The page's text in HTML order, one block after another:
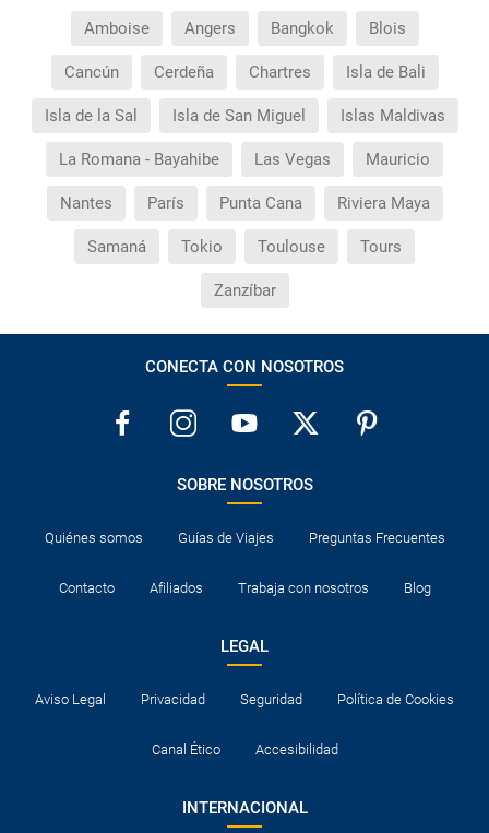
Amboise Angers Bangkok Blois
Cancún Cerdeña Chartres Isla de Bali
Isla de la Sal Isla de San Miguel Islas Maldivas
La Romana - Bayahibe Las Vegas Mauricio
Nantes París Punta Cana Riviera Maya
Samaná Tokio Toulouse Tours
Zanzíbar
CONECTA CON NOSOTROS
SOBRE NOSOTROS
Quiénes somos Guías de Viajes Preguntas Frecuentes
Contacto Afiliados Trabaja con nosotros Blog
LEGAL
Aviso Legal Privacidad Seguridad Política de Cookies
Canal Ético Accesibilidad
INTERNACIONAL